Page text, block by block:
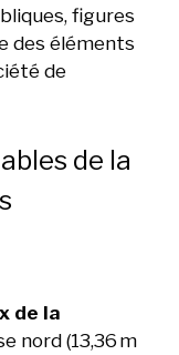
figures
des éléments
de
de la
de la
nord (13,36 m